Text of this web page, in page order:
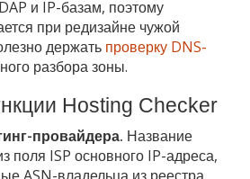
и IP-базам, поэтому
при редизайне чужой
держать проверку DNS-
разбора зоны.
Hosting Checker
провайдера. Название
поля ISP основного IP-адреса,